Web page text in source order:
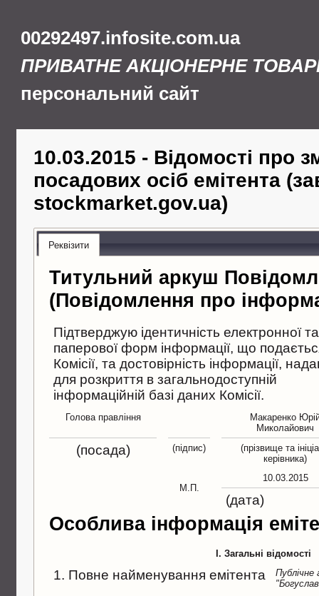
00292497.infosite.com.ua
ПРИВАТНЕ АКЦІОНЕРНЕ
персональний сайт
10.03.2015 - Відомості про
посадових осіб емітента
stockmarket.gov.ua)
Реквізити
Титульний аркуш
(Повідомлення про
Підтверджую ідентичність електронної та
паперової форм інформації, що
Комісії, та достовірність інформації,
для розкриття в загальнодоступній
інформаційній базі даних Комісії.
Голова правлiння
Макаренко
Миколайович
(посада) (підпис)
(прізвище та
керівника)
М.П.
10.03.2015
(дата)
Особлива інформація
I. Загальні відомості
1. Повне найменування емітента
Публiчне